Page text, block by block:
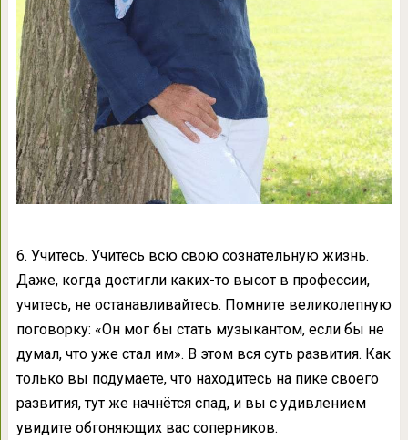
6. Учитесь. Учитесь всю свою сознательную жизнь.
Даже, когда достигли каких-то высот в профессии,
учитесь, не останавливайтесь. Помните великолепную
поговорку: «Он мог бы стать музыкантом, если бы не
думал, что уже стал им». В этом вся суть развития. Как
только вы подумаете, что находитесь на пике своего
развития, тут же начнётся спад, и вы с удивлением
увидите обгоняющих вас соперников.